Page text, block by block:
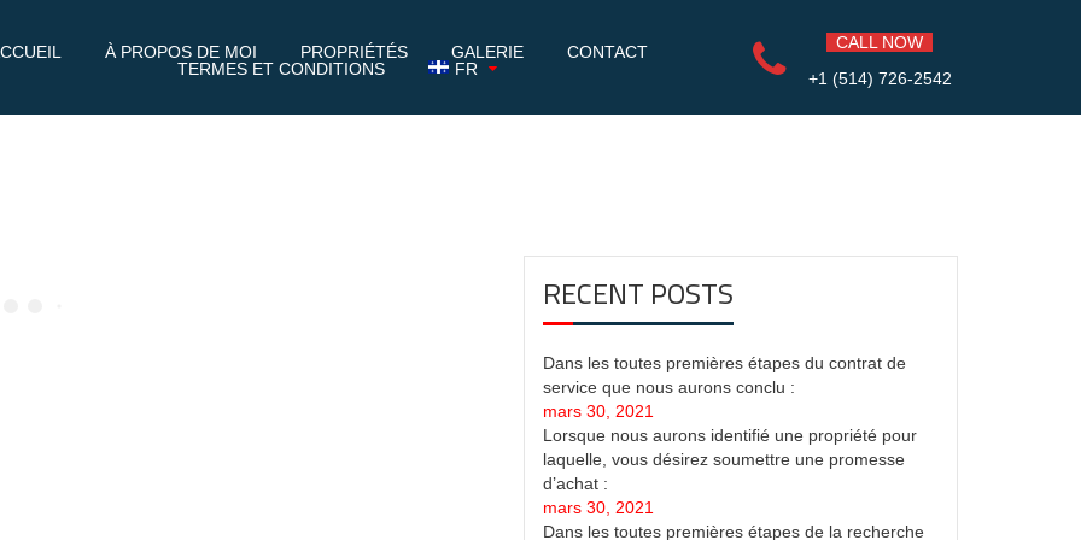
À PROPOS DE MOI PROPRIÉTÉS GALERIE
CONTACT
TERMES ET CONDITIONS
FR
CALL NOW
+1 (514) 726-2542
RECENT POSTS
Dans les toutes premières étapes du contrat de
service que nous aurons conclu :
mars 30, 2021
Lorsque nous aurons identifié une propriété pour
laquelle, vous désirez soumettre une promesse
d’achat :
mars 30, 2021
Dans les toutes premières étapes de la recherche